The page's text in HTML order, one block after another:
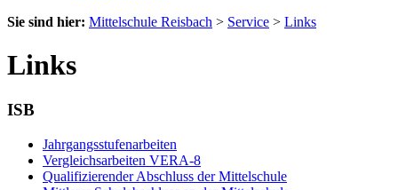
Sie sind hier: Mittelschule Reisbach > Service > Links
Links
ISB
Jahrgangsstufenarbeiten
Vergleichsarbeiten VERA-8
Qualifizierender Abschluss der Mittelschule